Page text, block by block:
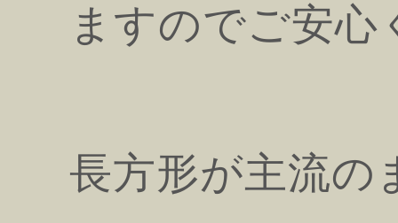
ますのでご安心
長方形が主流の